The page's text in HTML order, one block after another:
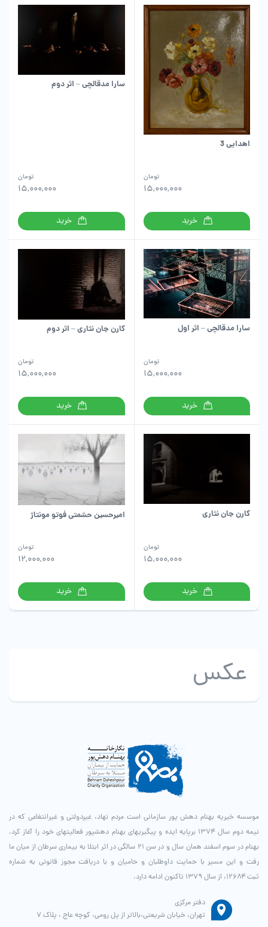
اهدایی 3
15,000,000
تومان
خرید
سارا مدقالچی – اثر دوم
15,000,000
تومان
خرید
سارا مدقالچی – اثر اول
15,000,000
تومان
خرید
کارن جان نثاری – اثر دوم
15,000,000
تومان
خرید
کارن جان نثاری
15,000,000
تومان
خرید
امیرحسین حشمتی فوتو مونتاژ
12,000,000
تومان
خرید
عکس
موسسه خیریه بهنام دهش پور سازمانی است مردم نهاد، غیردولتی و غیرانتفاعی که در
نیمه دوم سال ۱۳۷۴ برپایه ایده و پیگیری­های بهنام دهش­پور فعالیت­های خود را آغاز کرد.
بهنام در سوم اسفند همان سال و در سن ۲۱ سالگی در اثر ابتلا به بیماری سرطان از میان ما
رفت و این مسیر با حمایت داوطلبان و حامیان و با دریافت مجوز قانونی به شماره
ثبت ۱۲۶۸۴، از سال ۱۳۷۹ تاکنون ادامه دارد.
دفتر مرکزی
تهران، خیابان شریعتی،بالاتر از پل رومی، کوچه عاج ، پلاک ۷